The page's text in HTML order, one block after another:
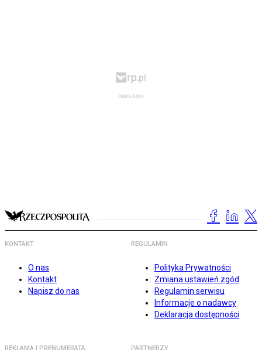
KONTAKT
O nas
Kontakt
Napisz do nas
REGULAMIN
Polityka Prywatności
Zmiana ustawień zgód
Regulamin serwisu
Informacje o nadawcy
Deklaracja dostępności
REKLAMA I PRENUMERATA PARTNERZY